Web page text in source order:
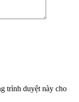
trình duyệt này cho